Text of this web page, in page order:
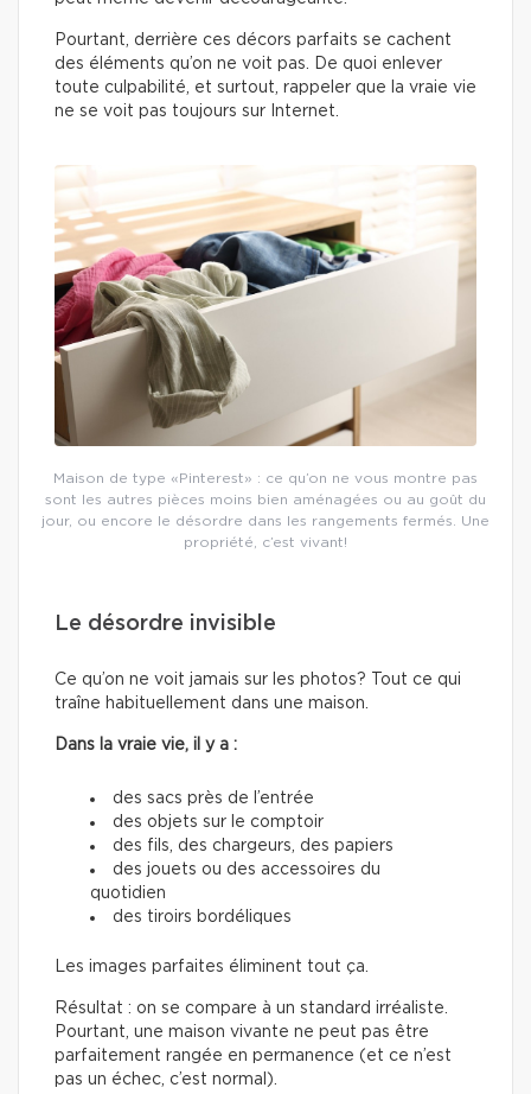
Pourtant, derrière ces décors parfaits se cachent
des éléments qu’on ne voit pas. De quoi enlever
toute culpabilité, et surtout, rappeler que la vraie vie
ne se voit pas toujours sur Internet.
Maison de type «Pinterest» : ce qu’on ne vous montre pas
sont les autres pièces moins bien aménagées ou au goût du
jour, ou encore le désordre dans les rangements fermés. Une
propriété, c’est vivant!
Le désordre invisible
Ce qu’on ne voit jamais sur les photos? Tout ce qui
traîne habituellement dans une maison.
Dans la vraie vie, il y a :
des sacs près de l’entrée
des objets sur le comptoir
des fils, des chargeurs, des papiers
des jouets ou des accessoires du
quotidien
des tiroirs bordéliques
Les images parfaites éliminent tout ça.
Résultat : on se compare à un standard irréaliste.
Pourtant, une maison vivante ne peut pas être
parfaitement rangée en permanence (et ce n’est
pas un échec, c’est normal).